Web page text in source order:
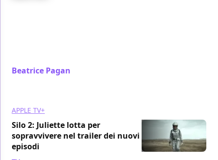
Beatrice Pagan
APPLE TV+
Silo 2: Juliette lotta per
sopravvivere nel trailer dei nuovi
episodi